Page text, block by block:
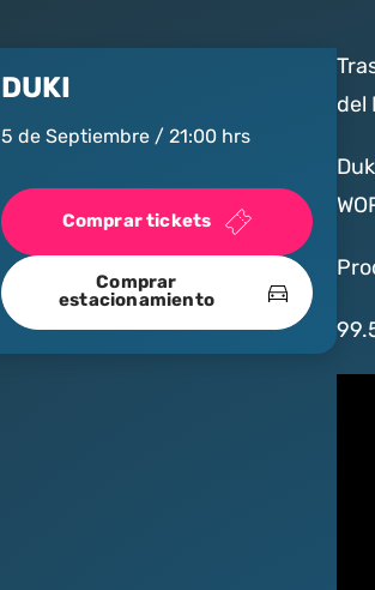
DUKI
5 de Septiembre / 21:00 hrs
Comprar tickets
Comprar
estacionamiento
del